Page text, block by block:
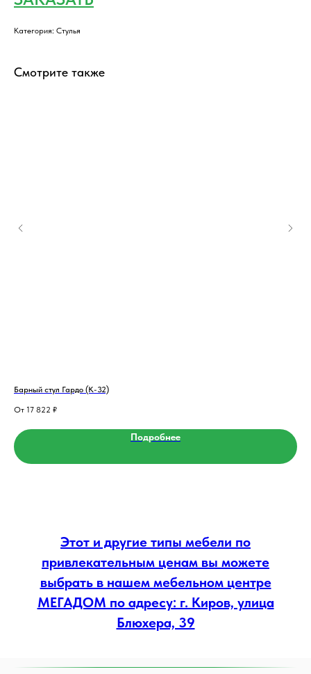
Категория: Стулья
Смотрите также
Барный стул Гардо (К-32)
17 822 ₽
Подробнее
Этот и другие типы мебели по
привлекательным ценам вы можете
выбрать в нашем мебельном центре
МЕГАДОМ по адресу: г. Киров, улица
Блюхера, 39